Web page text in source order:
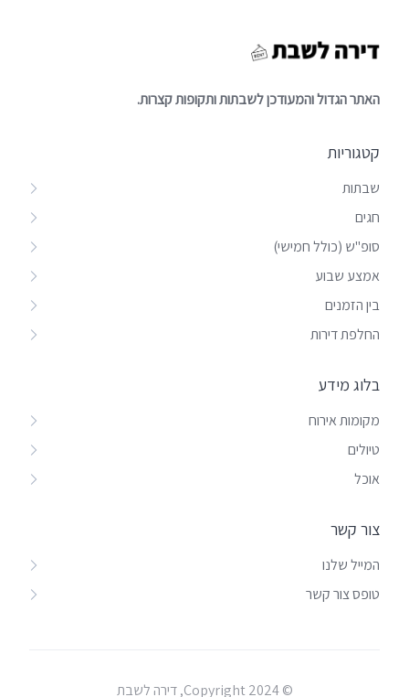
האתר הגדול והמעודכן לשבתות ותקופות קצרות.
קטגוריות
שבתות
חגים
סופ"ש (כולל חמישי)
אמצע שבוע
בין הזמנים
החלפת דירות
בלוג מידע
מקומות אירוח
טיולים
אוכל
צור קשר
המייל שלנו
טופס צור קשר
© Copyright 2024, דירה לשבת